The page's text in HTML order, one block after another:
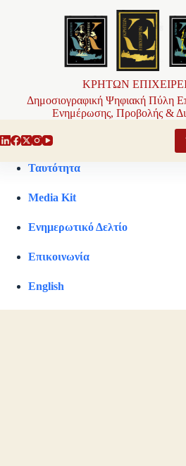
ΚΡΗΤΩΝ
Δημοσιογραφική Ψηφιακή Πύλη
Ενημέρωσης, Προβολής &
Ταυτότητα
Media Kit
Ενημερωτικό Δελτίο
Επικοινωνία
English